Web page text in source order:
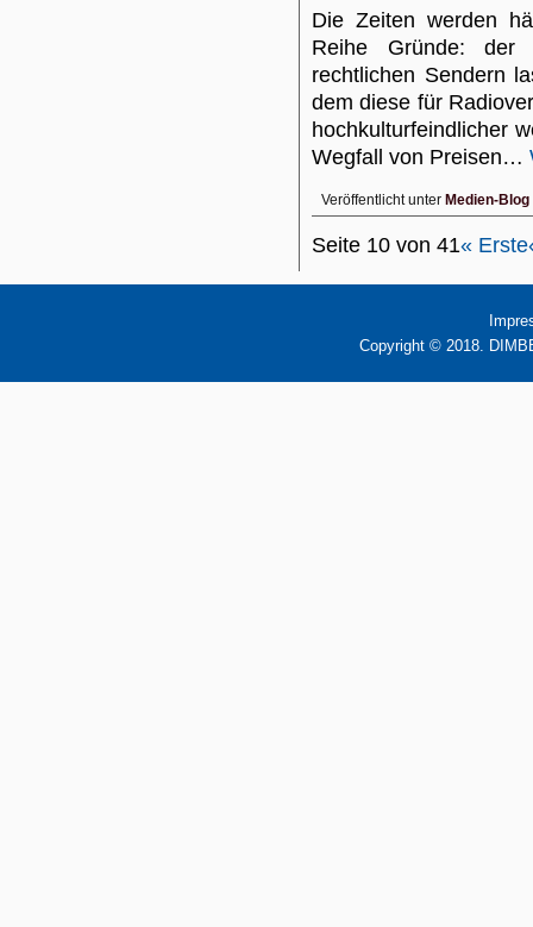
Die Zeiten werden
Reihe Gründe: der
rechtlichen Sendern
dem diese für
hochkulturfeindlicher
Wegfall von Preisen…
Veröffentlicht unter Medien-Blog
Seite 10 von 41« Erste
Copyright © 2018.